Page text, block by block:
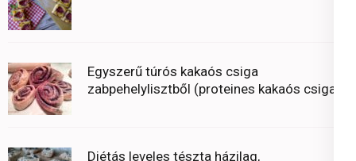
Egyszerű túrós kakaós csiga
zabpehelylisztből (proteines kakaós csiga)
Diétás leveles tészta házilag,